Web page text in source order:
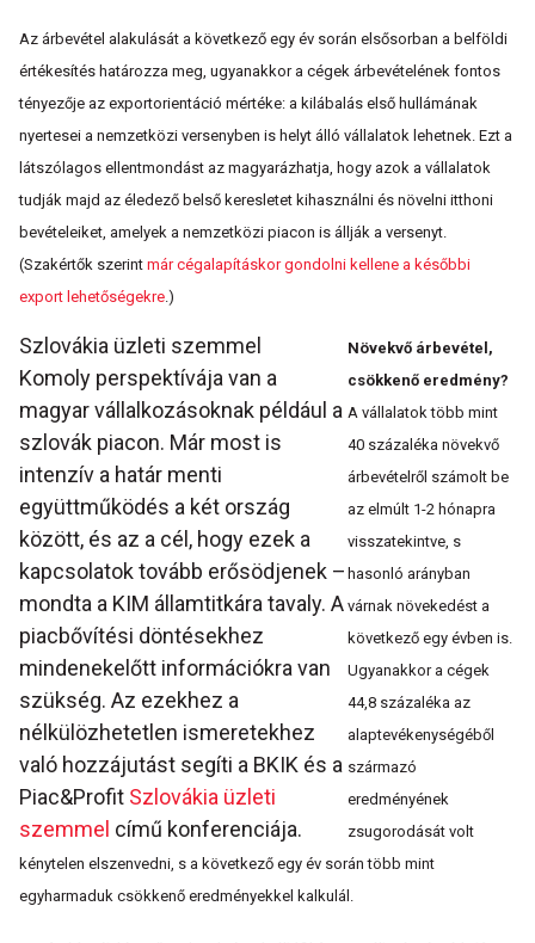
Az árbevétel alakulását a következő egy év során elsősorban a belföldi
értékesítés határozza meg, ugyanakkor a cégek árbevételének fontos
tényezője az exportorientáció mértéke: a kilábalás első hullámának
nyertesei a nemzetközi versenyben is helyt álló vállalatok lehetnek. Ezt a
látszólagos ellentmondást az magyarázhatja, hogy azok a vállalatok
tudják majd az éledező belső keresletet kihasználni és növelni itthoni
bevételeiket, amelyek a nemzetközi piacon is állják a versenyt.
(Szakértők szerint már cégalapításkor gondolni kellene a későbbi
export lehetőségekre.)
Szlovákia üzleti szemmel
Komoly perspektívája van a
magyar vállalkozásoknak például a
szlovák piacon. Már most is
intenzív a határ menti
együttműködés a két ország
között, és az a cél, hogy ezek a
kapcsolatok tovább erősödjenek –
mondta a KIM államtitkára tavaly. A
piacbővítési döntésekhez
mindenekelőtt információkra van
szükség. Az ezekhez a
nélkülözhetetlen ismeretekhez
való hozzájutást segíti a BKIK és a
Piac&Profit Szlovákia üzleti
szemmel című konferenciája.
Növekvő árbevétel,
csökkenő eredmény?
A vállalatok több mint
40 százaléka növekvő
árbevételről számolt be
az elmúlt 1-2 hónapra
visszatekintve, s
hasonló arányban
várnak növekedést a
következő egy évben is.
Ugyanakkor a cégek
44,8 százaléka az
alaptevékenységéből
származó
eredményének
zsugorodását volt
kénytelen elszenvedni, s a következő egy év során több mint
egyharmaduk csökkenő eredményekkel kalkulál.